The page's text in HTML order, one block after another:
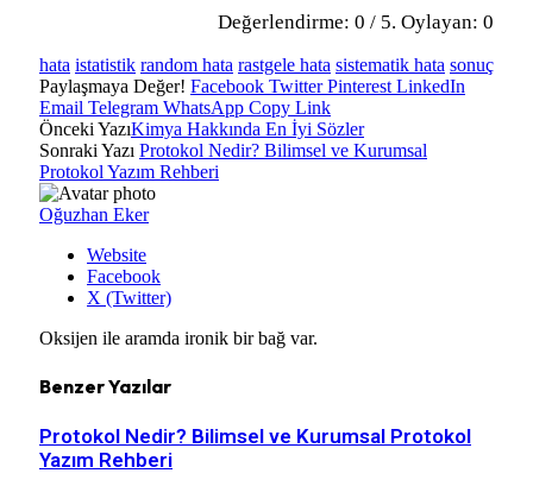
Değerlendirme: 0 / 5. Oylayan: 0
hata istatistik random hata rastgele hata sistematik hata sonuç
Paylaşmaya Değer! Facebook Twitter Pinterest LinkedIn
Email Telegram WhatsApp Copy Link
Önceki YazıKimya Hakkında En İyi Sözler
Sonraki Yazı Protokol Nedir? Bilimsel ve Kurumsal
Protokol Yazım Rehberi
Oğuzhan Eker
Website
Facebook
X (Twitter)
Oksijen ile aramda ironik bir bağ var.
BenzerYazılar
Protokol Nedir? Bilimsel ve Kurumsal Protokol
Yazım Rehberi